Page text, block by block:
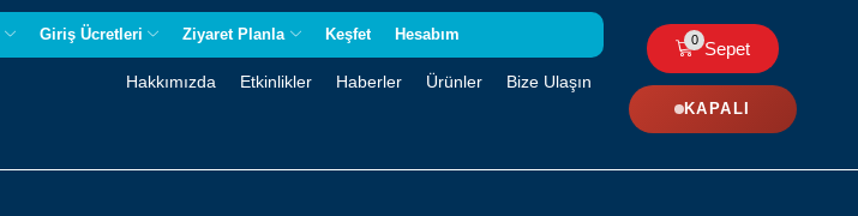
Giriş Ücretleri Ziyaret Planla Keşfet Hesabım
Hakkımızda Etkinlikler Haberler Ürünler Bize Ulaşın
0 Sepet
KAPALI